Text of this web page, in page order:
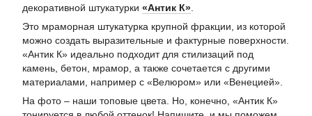
декоративной штукатурки «Антик К»
Это мраморная штукатурка крупной фракции, из которой
можно создать выразительные и фактурные поверхности.
«Антик К» идеально подходит для стилизаций под
камень, бетон, мрамор, а также сочетается с другими
материалами, например с «Велюром» или «Венецией».
На фото – наши топовые цвета. Но, конечно, «Антик К»